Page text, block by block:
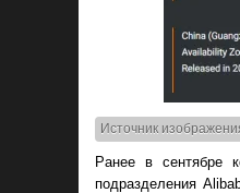
Источник
Ранее в сентябре
подразделения